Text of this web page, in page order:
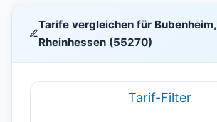
Tarife vergleichen für Bubenheim,
Rheinhessen (55270)